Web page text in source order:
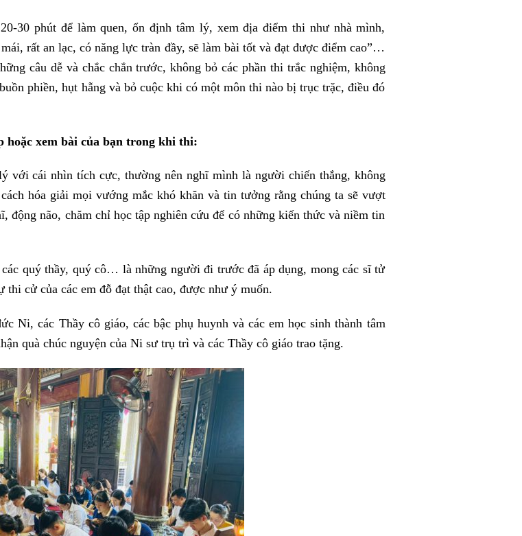
30 phút để làm quen, ổn định tâm lý, xem địa điểm thi như nhà mình,
rất an lạc, có năng lực tràn đầy, sẽ làm bài tốt và đạt được điểm cao”…
câu dễ và chắc chắn trước, không bỏ các phần thi trắc nghiệm, không
phiền, hụt hẫng và bỏ cuộc khi có một môn thi nào bị trục trặc, điều đó
hoặc xem bài của bạn trong khi thi:
với cái nhìn tích cực, thường nên nghĩ mình là người chiến thắng, không
hóa giải mọi vướng mắc khó khăn và tin tưởng rằng chúng ta sẽ vượt
động não, chăm chỉ học tập nghiên cứu để có những kiến thức và niềm tin
quý thầy, quý cô… là những người đi trước đã áp dụng, mong các sĩ tử
cử của các em đỗ đạt thật cao, được như ý muốn.
Ni, các Thầy cô giáo, các bậc phụ huynh và các em học sinh thành tâm
quà chúc nguyện của Ni sư trụ trì và các Thầy cô giáo trao tặng.